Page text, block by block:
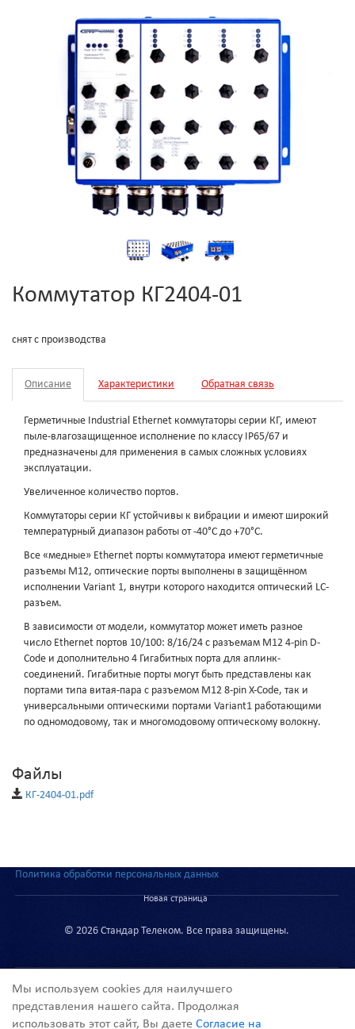
Коммутатор КГ2404-01
снят с производства
Описание Характеристики Обратная связь
Герметичные Industrial Ethernet коммутаторы серии КГ, имеют
пыле-влагозащищенное исполнение по классу IP65/67 и
предназначены для применения в самых сложных условиях
эксплуатации.
Увеличенное количество портов.
Коммутаторы серии КГ устойчивы к вибрации и имеют широкий
температурный диапазон работы от -40°C до +70°C.
Все «медные» Ethernet порты коммутатора имеют герметичные
разъемы M12, оптические порты выполнены в защищённом
исполнении Variant 1, внутри которого находится оптический LC-
разъем.
В зависимости от модели, коммутатор может иметь разное
число Ethernet портов 10/100: 8/16/24 с разъемам M12 4-pin D-
Code и дополнительно 4 Гигабитных порта для аплинк-
соединений. Гигабитные порты могут быть представлены как
портами типа витая-пара с разъемом M12 8-pin X-Code, так и
универсальными оптическими портами Variant1 работающими
по одномодовому, так и многомодовому оптическому волокну.
Файлы
КГ-2404-01.pdf
© 2026 Стандар Телеком. Все права защищены.
Политика обработки персональных данных
Новая страница
Мы используем cookies для наилучшего
представления нашего сайта. Продолжая
использовать этот сайт, Вы даете Согласие на